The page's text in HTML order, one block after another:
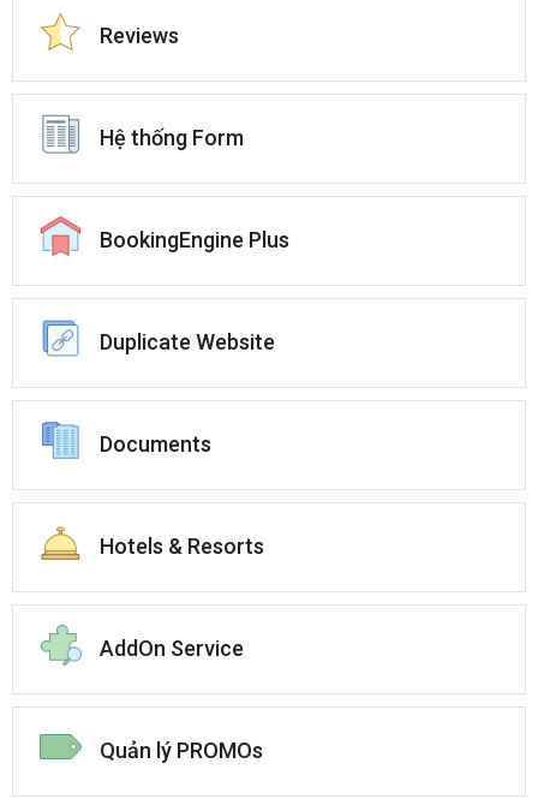
Reviews
Hệ thống Form
BookingEngine Plus
Duplicate Website
Documents
Hotels & Resorts
AddOn Service
Quản lý PROMOs